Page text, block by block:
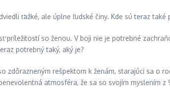
ťažké, ale úplne ľudské činy. Kde sú teraz
príležitostí so ženou. V boji nie je potrebné
potrebný taký, aký je?
zdôrazneným rešpektom k ženám, starajúci sa o
atmosféra, že sa so svojím myslením